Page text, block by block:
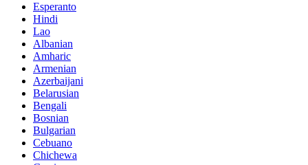
Esperanto
Hindi
Lao
Albanian
Amharic
Armenian
Azerbaijani
Belarusian
Bengali
Bosnian
Bulgarian
Cebuano
Chichewa